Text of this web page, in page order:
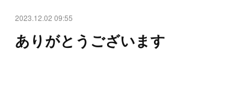
2023.12.02 09:55
ありがとうございます